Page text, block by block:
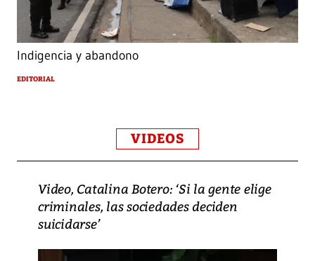
Indigencia y abandono
EDITORIAL
VIDEOS
Video, Catalina Botero: ‘Si la gente elige
criminales, las sociedades deciden
suicidarse’